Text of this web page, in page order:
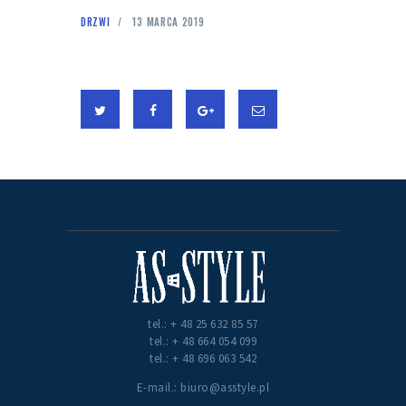
DRZWI 13 MARCA 2019
tel.: + 48 25 632 85 57
tel.: + 48 664 054 099
tel.: + 48 696 063 542
E-mail.: biuro@asstyle.pl